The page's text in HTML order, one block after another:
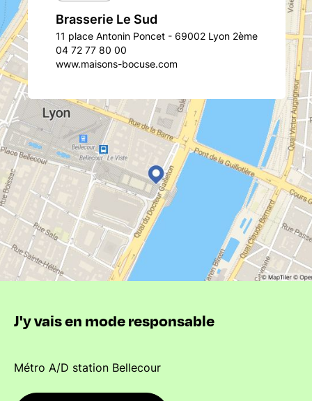
Brasserie Le Sud
11 place Antonin Poncet - 69002 Lyon 2ème
04 72 77 80 00
www.maisons-bocuse.com
J'y vais en mode responsable
Métro A/D station Bellecour